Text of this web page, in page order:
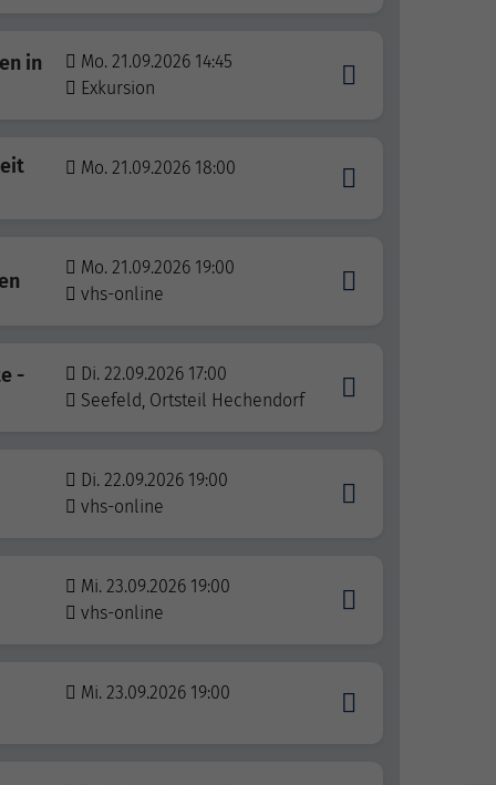
in
Mo. 21.09.2026 14:45
Exkursion
Mo. 21.09.2026 18:00
Mo. 21.09.2026 19:00
vhs-online
-
Di. 22.09.2026 17:00
Seefeld, Ortsteil Hechendorf
Di. 22.09.2026 19:00
vhs-online
Mi. 23.09.2026 19:00
vhs-online
Mi. 23.09.2026 19:00